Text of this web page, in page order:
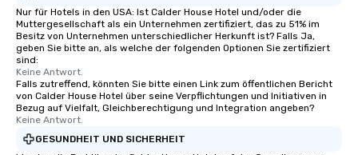
Nur für Hotels in den USA: Ist Calder House Hotel und/oder die
Muttergesellschaft als ein Unternehmen zertifiziert, das zu 51% im
Besitz von Unternehmen unterschiedlicher Herkunft ist? Falls Ja,
geben Sie bitte an, als welche der folgenden Optionen Sie zertifiziert
sind:
Keine Antwort.
Falls zutreffend, könnten Sie bitte einen Link zum öffentlichen Bericht
von Calder House Hotel über seine Verpflichtungen und Initiativen in
Bezug auf Vielfalt, Gleichberechtigung und Integration angeben?
Keine Antwort.
GESUNDHEIT UND SICHERHEIT